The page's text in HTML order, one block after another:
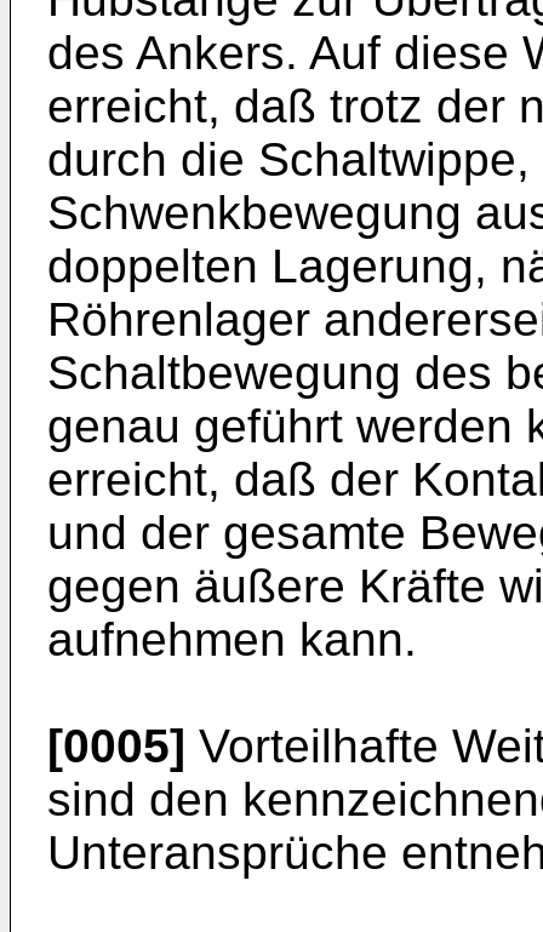
des Ankers. Auf diese
erreicht, daß trotz der
durch die
Schwenkbewegung
doppelten Lagerung,
Röhrenlager
Schaltbewegung des
genau geführt werden
erreicht, daß der
und der gesamte
gegen äußere Kräfte
aufnehmen kann.
[0005] Vorteilhafte
sind den
Unteransprüche